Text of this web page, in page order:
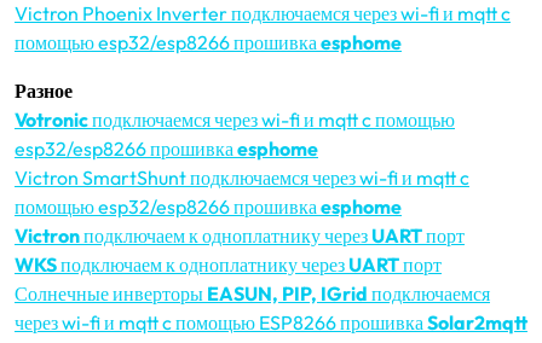
Victron Phoenix Inverter подключаемся через wi-fi и mqtt c
помощью esp32/esp8266 прошивкаesphome
Разное
Votronicподключаемся через wi-fi и mqtt c помощью
esp32/esp8266 прошивкаesphome
Victron SmartShunt подключаемся через wi-fi и mqtt c
помощью esp32/esp8266 прошивкаesphome
Victronподключаем к одноплатнику черезUARTпорт
WKSподключаем к одноплатнику черезUARTпорт
Солнечные инверторы EASUN, PIP, IGrid подключаемся
через wi-fi и mqtt c помощью ESP8266 прошивкаSolar2mqtt